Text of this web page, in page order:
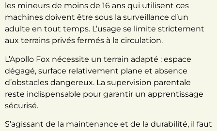
les mineurs de moins de 16 ans qui utilisent ces
machines doivent être sous la surveillance d’un
adulte en tout temps. L’usage se limite strictement
aux terrains privés fermés à la circulation.
L’Apollo Fox nécessite un terrain adapté : espace
dégagé, surface relativement plane et absence
d’obstacles dangereux. La supervision parentale
reste indispensable pour garantir un apprentissage
sécurisé.
S’agissant de la maintenance et de la durabilité, il faut